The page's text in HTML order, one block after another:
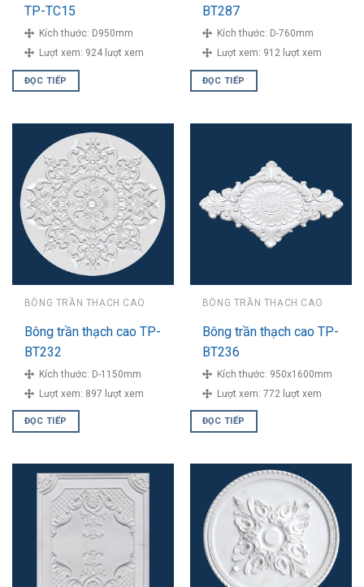
TP-TC15
Kích thước: D950mm
Lượt xem: 924 lượt xem
ĐỌC TIẾP
BT287
Kích thước: D-760mm
Lượt xem: 912 lượt xem
ĐỌC TIẾP
BÔNG TRẦN THẠCH CAO
Bông trần thạch cao TP-
BT232
Kích thước: D-1150mm
Lượt xem: 897 lượt xem
ĐỌC TIẾP
BÔNG TRẦN THẠCH CAO
Bông trần thạch cao TP-
BT236
Kích thước: 950x1600mm
Lượt xem: 772 lượt xem
ĐỌC TIẾP